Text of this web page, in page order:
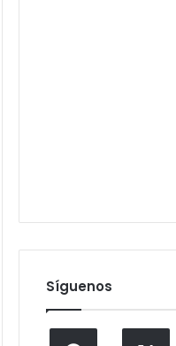
Síguenos